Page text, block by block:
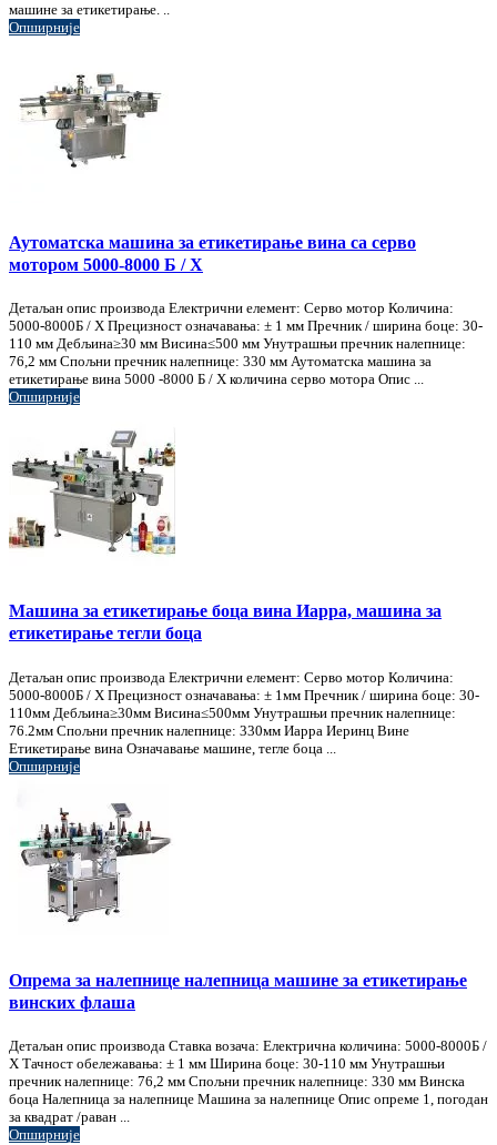
машине за етикетирање. ..
Опширније
Аутоматска машина за етикетирање вина са серво
мотором 5000-8000 Б / Х
Детаљан опис производа Електрични елемент: Серво мотор Количина:
5000-8000Б / Х Прецизност означавања: ± 1 мм Пречник / ширина боце: 30-
110 мм Дебљина≥30 мм Висина≤500 мм Унутрашњи пречник налепнице:
76,2 мм Спољни пречник налепнице: 330 мм Аутоматска машина за
етикетирање вина 5000 -8000 Б / Х количина серво мотора Опис ...
Опширније
Машина за етикетирање боца вина Иарра, машина за
етикетирање тегли боца
Детаљан опис производа Електрични елемент: Серво мотор Количина:
5000-8000Б / Х Прецизност означавања: ± 1мм Пречник / ширина боце: 30-
110мм Дебљина≥30мм Висина≤500мм Унутрашњи пречник налепнице:
76.2мм Спољни пречник налепнице: 330мм Иарра Иеринц Вине
Етикетирање вина Означавање машине, тегле боца ...
Опширније
Опрема за налепнице налепница машине за етикетирање
винских флаша
Детаљан опис производа Ставка возача: Електрична количина: 5000-8000Б /
Х Тачност обележавања: ± 1 мм Ширина боце: 30-110 мм Унутрашњи
пречник налепнице: 76,2 мм Спољни пречник налепнице: 330 мм Винска
боца Налепница за налепнице Машина за налепнице Опис опреме 1, погодан
за квадрат /раван ...
Опширније